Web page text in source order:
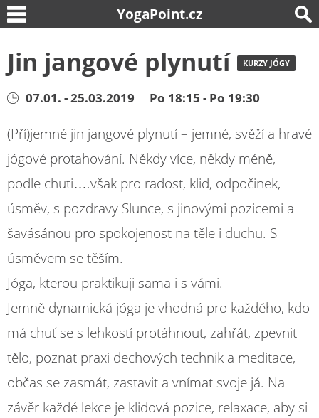
YogaPoint.cz
Jin jangové plynutí KURZY JÓGY
07.01. - 25.03.2019 Po 18:15 - Po 19:30
(Pří)jemné jin jangové plynutí – jemné, svěží a hravé
jógové protahování. Někdy více, někdy méně,
podle chuti….však pro radost, klid, odpočinek,
úsměv, s pozdravy Slunce, s jinovými pozicemi a
šavásánou pro spokojenost na těle i duchu. S
úsměvem se těším.
Jóga, kterou praktikuji sama i s vámi.
Jemně dynamická jóga je vhodná pro každého, kdo
má chuť se s lehkostí protáhnout, zahřát, zpevnit
tělo, poznat praxi dechových technik a meditace,
občas se zasmát, zastavit a vnímat svoje já. Na
závěr každé lekce je klidová pozice, relaxace, aby si